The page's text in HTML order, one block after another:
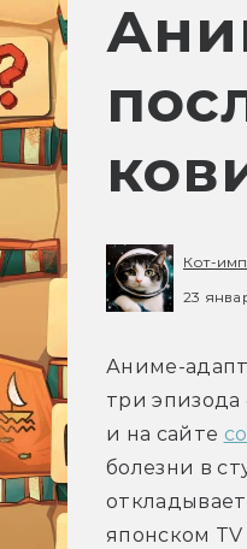
Кот-
23
Аниме-
три эпизода
и на сайте
болезни в
японском